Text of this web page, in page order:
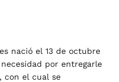
nació el 13 de octubre
por entregarle
con el cual se